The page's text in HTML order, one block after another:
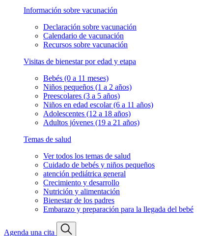
Información sobre vacunación
Declaración sobre vacunación
Calendario de vacunación
Recursos sobre vacunación
Visitas de bienestar por edad y etapa
Bebés (0 a 11 meses)
Niños pequeños (1 a 2 años)
Preescolares (3 a 5 años)
Niños en edad escolar (6 a 11 años)
Adolescentes (12 a 18 años)
Adultos jóvenes (19 a 21 años)
Temas de salud
Ver todos los temas de salud
Cuidado de bebés y niños pequeños
atención pediátrica general
Crecimiento y desarrollo
Nutrición y alimentación
Bienestar de los padres
Embarazo y preparación para la llegada del bebé
Agenda una cita